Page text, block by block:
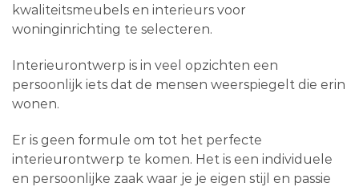
kwaliteitsmeubels en interieurs voor
woninginrichting te selecteren.
Interieurontwerp is in veel opzichten een
persoonlijk iets dat de mensen weerspiegelt die erin
wonen.
Er is geen formule om tot het perfecte
interieurontwerp te komen. Het is een individuele
en persoonlijke zaak waar je je eigen stijl en passie